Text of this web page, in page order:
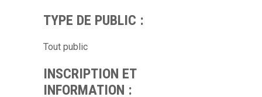
TYPE DE PUBLIC :
Tout public
INSCRIPTION ET
INFORMATION :